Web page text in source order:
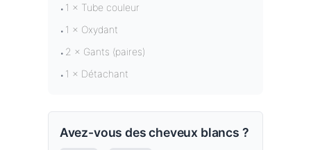
• 1 × Tube couleur
• 1 × Oxydant
• 2 × Gants (paires)
• 1 × Détachant
Avez-vous des cheveux blancs ?